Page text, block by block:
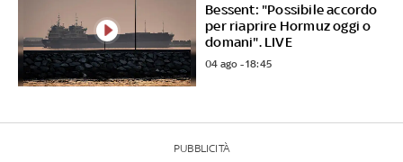
Bessent: "Possibile accordo
per riaprire Hormuz oggi o
domani". LIVE
04 ago - 18:45
PUBBLICITÀ